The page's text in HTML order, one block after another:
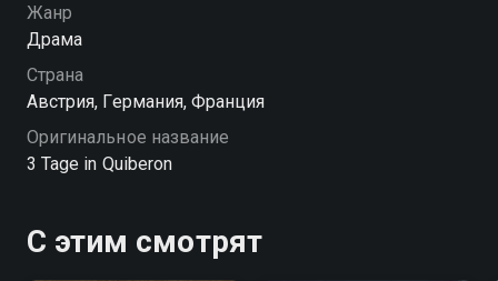
интервью для журнала Штерн . Откровенный
разговор с амбициозным журналистом раскрывает
неожиданные стороны Роми Шнайдер. Эта
ослепительная женщина, которую многие уже
считали сломленной, оказалась полна страсти и
надежд.
Жанр
Драма
Страна
Австрия, Германия, Франция
Оригинальное название
3 Tage in Quiberon
С этим смотрят